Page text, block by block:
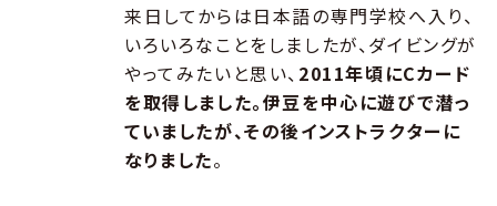
来日してからは日本語の専門学校へ入り、
いろいろなことをしましたが、ダイビングが
やってみたいと思い、 2011年頃にCカード
を取得しました。伊豆を中心に遊びで潜っ
ていましたが、その後インストラクターに
なりました。